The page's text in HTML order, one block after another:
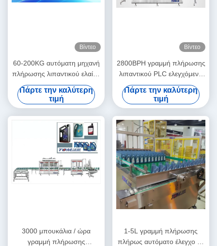
Βίντεο
60-200KG αυτόματη μηχανή
πλήρωσης λιπαντικού ελαίου
20 τύμπανο / ώρα
Πάρτε την καλύτερη
τιμή
Βίντεο
2800BPH γραμμή πλήρωσης
λιπαντικού PLC ελεγχόμενη
ζύγιση μηχανή πλήρωσης 1-
5L
Πάρτε την καλύτερη
τιμή
3000 μπουκάλια / ώρα
γραμμή πλήρωσης
1-5L γραμμή πλήρωσης
πλήρως αυτόματο έλεγχο με